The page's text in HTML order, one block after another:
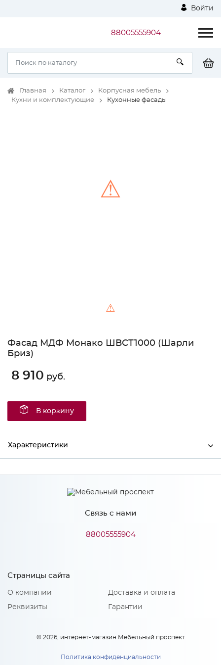
Войти
88005555904
Главная Каталог
Корпусная мебель
Кухни и комплектующие
Кухонные фасады
⚠
⚠
Фасад МДФ Монако ШВСТ1000 (Шарли
Бриз)
8 910 руб.
В корзину
Характеристики
Производитель МиФ
Количество упаковок: 2
Связь с нами
88005555904
Страницы сайта
О компании
Реквизиты
Доставка и оплата
Гарантии
© 2026, интернет-магазин Мебельный проспект
Политика конфиденциальности